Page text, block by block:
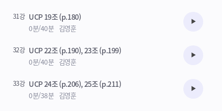
31강 UCP 19조 (p.180)
0분/40분 김영훈 수강준비
32강 UCP 22조 (p.190), 23조 (p.199)
0분/40분 김영훈 수강준비
33강 UCP 24조 (p.206), 25조 (p.211)
0분/38분 김영훈 수강준비